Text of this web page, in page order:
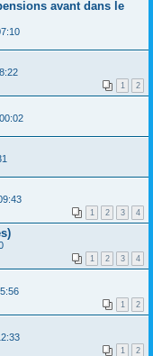
avant dans le
1 2
1 2 3 4
1 2 3 4
1 2
1 2